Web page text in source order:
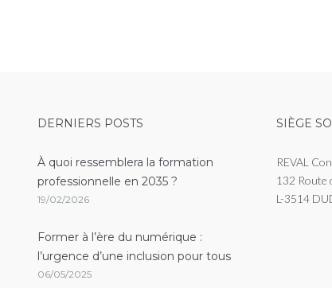
DERNIERS POSTS
À quoi ressemblera la formation
professionnelle en 2035 ?
19/02/2026
Former à l’ère du numérique :
l’urgence d’une inclusion pour tous
06/05/2025
SIÈGE
REVAL
132 Route
L-3514